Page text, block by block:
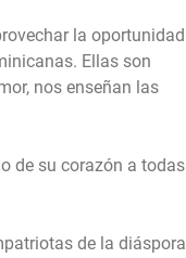
la oportunidad
Ellas son
nos enseñan las
de su corazón a todas
de la diáspora